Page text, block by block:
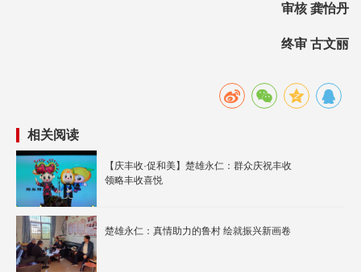
审核 龚怡丹
终审 古文丽
相关阅读
【庆丰收·促和美】楚雄永仁：群众庆祝丰收
领略丰收喜悦
楚雄永仁：真情助力的鲁村 绘就振兴新画卷